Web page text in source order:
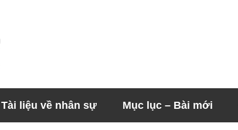
Tài liệu về nhân sự Mục lục – Bài mới